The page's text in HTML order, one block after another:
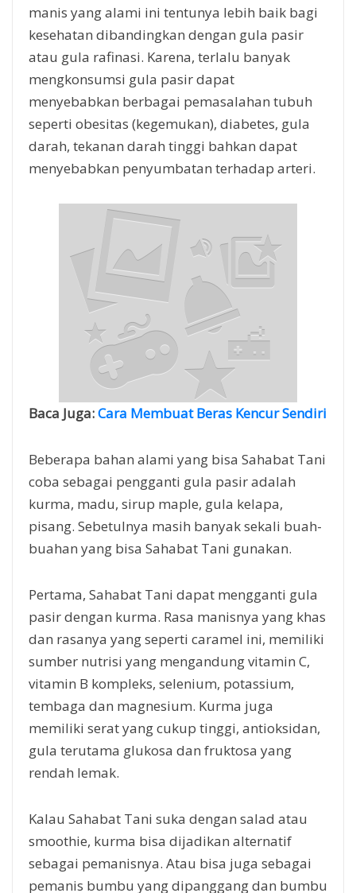
manis yang alami ini tentunya lebih baik bagi
kesehatan dibandingkan dengan gula pasir
atau gula rafinasi. Karena, terlalu banyak
mengkonsumsi gula pasir dapat
menyebabkan berbagai pemasalahan tubuh
seperti obesitas (kegemukan), diabetes, gula
darah, tekanan darah tinggi bahkan dapat
menyebabkan penyumbatan terhadap arteri.
Baca Juga:Cara Membuat Beras Kencur Sendiri
Beberapa bahan alami yang bisa Sahabat Tani
coba sebagai pengganti gula pasir adalah
kurma, madu, sirup maple, gula kelapa,
pisang. Sebetulnya masih banyak sekali buah-
buahan yang bisa Sahabat Tani gunakan.
Pertama, Sahabat Tani dapat mengganti gula
pasir dengan kurma. Rasa manisnya yang khas
dan rasanya yang seperti caramel ini, memiliki
sumber nutrisi yang mengandung vitamin C,
vitamin B kompleks, selenium, potassium,
tembaga dan magnesium. Kurma juga
memiliki serat yang cukup tinggi, antioksidan,
gula terutama glukosa dan fruktosa yang
rendah lemak.
Kalau Sahabat Tani suka dengan salad atau
smoothie, kurma bisa dijadikan alternatif
sebagai pemanisnya. Atau bisa juga sebagai
pemanis bumbu yang dipanggang dan bumbu